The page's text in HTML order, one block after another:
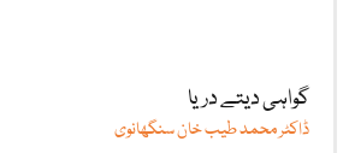
گواہی دیتے دریا
ڈاکٹر محمد طیب خان سنگھانوی